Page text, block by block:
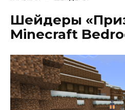
Шейдеры
Minecraft